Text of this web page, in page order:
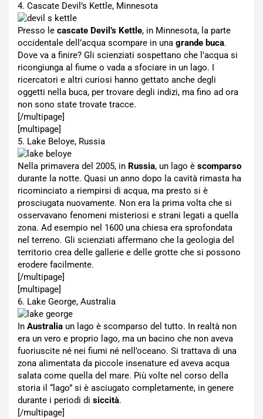
4. Cascate Devil’s Kettle, Minnesota
Presso le cascate Devil’s Kettle, in Minnesota, la parte
occidentale dell’acqua scompare in una grande buca.
Dove va a finire? Gli scienziati sospettano che l’acqua si
ricongiunga al fiume o vada a sfociare in un lago. I
ricercatori e altri curiosi hanno gettato anche degli
oggetti nella buca, per trovare degli indizi, ma fino ad ora
non sono state trovate tracce.
[/multipage]
[multipage]
5. Lake Beloye, Russia
Nella primavera del 2005, in Russia, un lago è scomparso
durante la notte. Quasi un anno dopo la cavità rimasta ha
ricominciato a riempirsi di acqua, ma presto si è
prosciugata nuovamente. Non era la prima volta che si
osservavano fenomeni misteriosi e strani legati a quella
zona. Ad esempio nel 1600 una chiesa era sprofondata
nel terreno. Gli scienziati affermano che la geologia del
territorio crea delle gallerie e delle grotte che si possono
erodere facilmente.
[/multipage]
[multipage]
6. Lake George, Australia
In Australia un lago è scomparso del tutto. In realtà non
era un vero e proprio lago, ma un bacino che non aveva
fuoriuscite né nei fiumi né nell’oceano. Si trattava di una
zona alimentata da piccole insenature ed aveva acqua
salata come quella del mare. Più volte nel corso della
storia il “lago” si è asciugato completamente, in genere
durante i periodi di siccità.
[/multipage]